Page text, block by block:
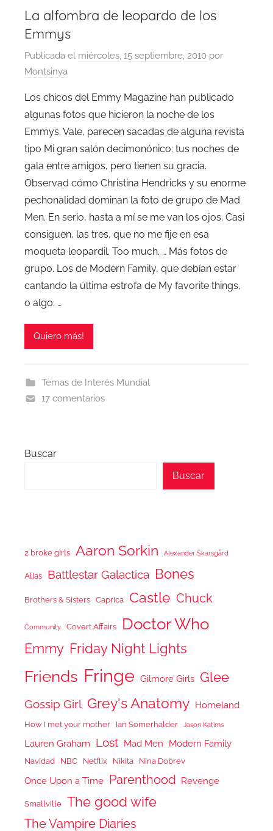
La alfombra de leopardo de los
Emmys
Publicada el miércoles, 15 septiembre, 2010 por
Montsinya
Los chicos del Emmy Magazine han publicado
algunas fotos que hicieron la noche de los
Emmys. Vale, parecen sacadas de alguna revista
tipo Mi gran salón decimonónico: tus noches de
gala entre amigos, pero tienen su gracia.
Observad cómo Christina Hendricks y su enorme
pechonalidad dominan la foto de grupo de Mad
Men. En serio, hasta a mí se me van los ojos. Casi
consiguen, las tres, que no me fije en esa
moqueta leopardil. Too much. … Más fotos de
grupo. Los de Modern Family, que debían estar
cantando la última estrofa de My favorite things,
o algo. …
Quiero más!
Temas de Interés Mundial
17 comentarios
Buscar
Buscar
2 broke girls Aaron Sorkin Alexander Skarsgård
Alias Battlestar Galactica Bones
Brothers & Sisters Caprica Castle Chuck
Community Covert Affairs Doctor Who
Emmy Friday Night Lights
Friends Fringe Gilmore Girls Glee
Gossip Girl Grey's Anatomy Homeland
How I met your mother Ian Somerhalder Jason Katims
Lauren Graham Lost Mad Men Modern Family
Navidad NBC Netflix Nikita Nina Dobrev
Once Upon a Time Parenthood Revenge
Smallville The good wife
The Vampire Diaries